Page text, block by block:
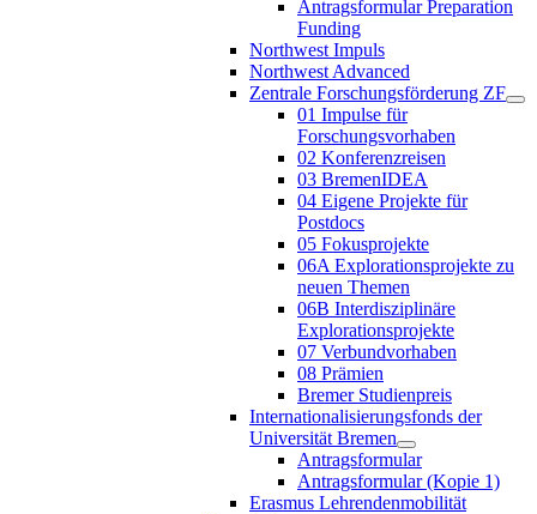
Antragsformular Preparation
Funding
Northwest Impuls
Northwest Advanced
Zentrale Forschungsförderung ZF
01 Impulse für
Forschungsvorhaben
02 Konferenzreisen
03 BremenIDEA
04 Eigene Projekte für
Postdocs
05 Fokusprojekte
06A Explorationsprojekte zu
neuen Themen
06B Interdisziplinäre
Explorationsprojekte
07 Verbundvorhaben
08 Prämien
Bremer Studienpreis
Internationalisierungsfonds der
Universität Bremen
Antragsformular
Antragsformular (Kopie 1)
Erasmus Lehrendenmobilität